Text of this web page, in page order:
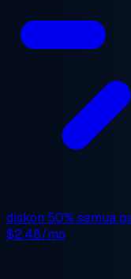
diskon 50% semua
$2.48/mo